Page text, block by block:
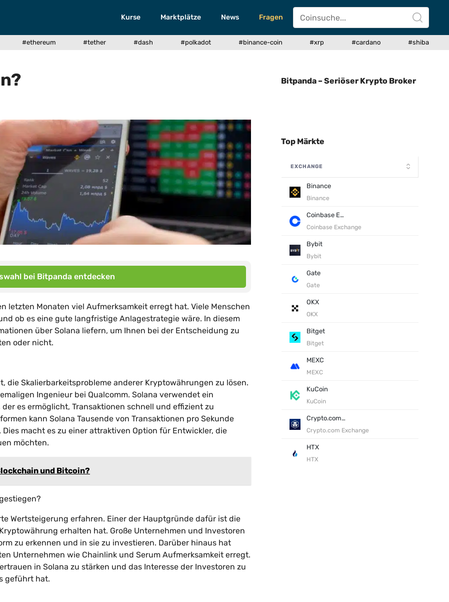
Kurse Marktplätze News Fragen
#ethereum #tether #dash #polkadot #binance-coin #xrp #cardano #shiba
bei Bitpanda entdecken
letzten Monaten viel Aufmerksamkeit erregt hat. Viele Menschen
ob es eine gute langfristige Anlagestrategie wäre. In diesem
über Solana liefern, um Ihnen bei der Entscheidung zu
oder nicht.
die Skalierbarkeitsprobleme anderer Kryptowährungen zu lösen.
Ingenieur bei Qualcomm. Solana verwendet ein
es ermöglicht, Transaktionen schnell und effizient zu
kann Solana Tausende von Transaktionen pro Sekunde
macht es zu einer attraktiven Option für Entwickler, die
möchten.
und Bitcoin?
Wertsteigerung erfahren. Einer der Hauptgründe dafür ist die
erhalten hat. Große Unternehmen und Investoren
zu erkennen und in sie zu investieren. Darüber hinaus hat
Unternehmen wie Chainlink und Serum Aufmerksamkeit erregt.
in Solana zu stärken und das Interesse der Investoren zu
geführt hat.
Bitpanda – Seriöser Krypto Broker
Top Märkte
EXCHANGE
Binance
Binance
Coinbase Exchange
Coinbase Exchange
Bybit
Bybit
Gate
Gate
OKX
OKX
Bitget
Bitget
MEXC
MEXC
KuCoin
KuCoin
Crypto.com Exchange
Crypto.com Exchange
HTX
HTX